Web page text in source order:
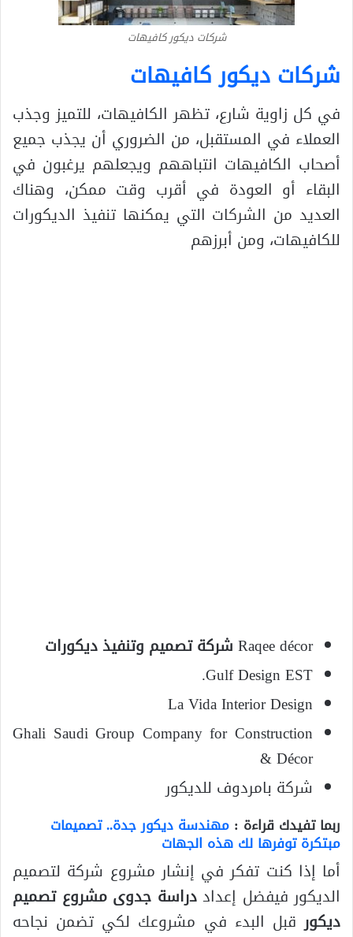
شركات ديكور كافيهات
شركات ديكور كافيهات
في كل زاوية شارع، تظهر الكافيهات، للتميز وجذب
العملاء في المستقبل، من الضروري أن يجذب جميع
أصحاب الكافيهات انتباههم ويجعلهم يرغبون في
البقاء أو العودة في أقرب وقت ممكن، وهناك
العديد من الشركات التي يمكنها تنفيذ الديكورات
للكافيهات، ومن أبرزهم
Raqee décorشركة تصميم وتنفيذ ديكورات
Gulf Design EST.
La Vida Interior Design
Ghali Saudi Group Company for Construction
& Décor
شركة بامردوف للديكور
ربما تفيدك قراءة : مهندسة ديكور جدة.. تصميمات
مبتكرة توفرها لك هذه الجهات
أما إذا كنت تفكر في إنشار مشروع شركة لتصميم
الديكور فيفضل إعداددراسة جدوى مشروع تصميم
ديكورقبل البدء في مشروعك لكي تضمن نجاحه